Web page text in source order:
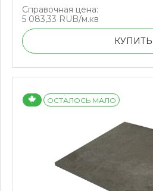
Справочная цена:
5 083,33 RUB/м.кв
КУПИТЬ
ОСТАЛОСЬ МАЛО